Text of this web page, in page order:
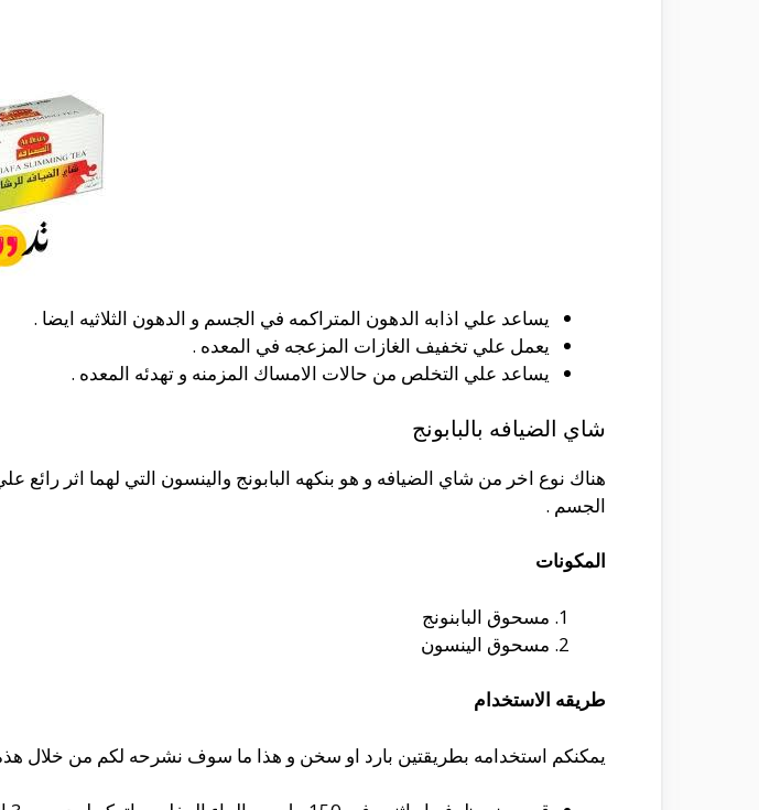
يساعد علي اذابه الدهون المتراكمه في الجسم و الدهون الثلاثيه ايضا .
يعمل علي تخفيف الغازات المزعجه في المعده .
يساعد علي التخلص من حالات الامساك المزمنه و تهدئه المعده .
شاي الضيافه بالبابونج
هناك نوع اخر من شاي الضيافه و هو بنكهه البابونج والينسون التي لهما اثر
الجسم .
المكونات
مسحوق البابنونج
مسحوق الينسون
طريقه الاستخدام
يمكنكم استخدامه بطريقتين بارد او سخن و هذا ما سوف نشرحه لكم من خلال